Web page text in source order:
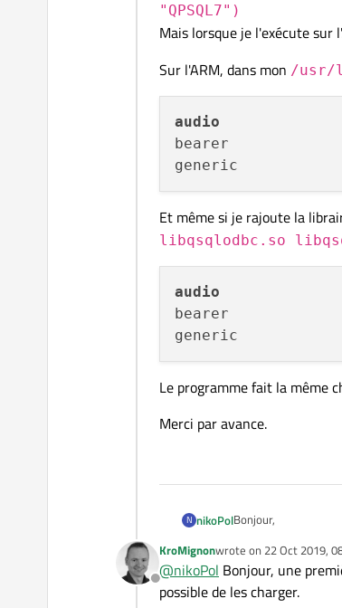
"QPSQL7")
Mais lorsque je l'exécute sur
Sur l'ARM, dans mon /usr/
audio
bearer
Et même si je rajoute la
libqsqlodbc.so
audio
bearer
Le programme fait la même
Merci par avance.
N nikoPolBonjour,
Je reprends le travail
Sur cet OS, il y a
et unmakeest
#include <QtSql>
Offline
KroMignonwrote on 22 Oct 2019,
last edited by
@nikoPol Bonjour, une
possible de les charger.